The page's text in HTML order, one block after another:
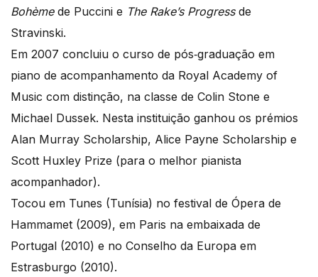
Bohème de Puccini e The Rake’s Progress de
Stravinski.
Em 2007 concluiu o curso de pós‐graduação em
piano de acompanhamento da Royal Academy of
Music com distinção, na classe de Colin Stone e
Michael Dussek. Nesta instituição ganhou os prémios
Alan Murray Scholarship, Alice Payne Scholarship e
Scott Huxley Prize (para o melhor pianista
acompanhador).
Tocou em Tunes (Tunísia) no festival de Ópera de
Hammamet (2009), em Paris na embaixada de
Portugal (2010) e no Conselho da Europa em
Estrasburgo (2010).